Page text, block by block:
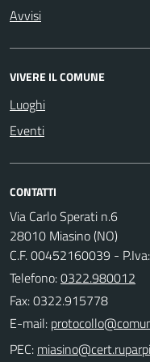
Avvisi
VIVERE IL COMUNE
Luoghi
Eventi
CONTATTI
Via Carlo Sperati n.6
28010 Miasino (NO)
C.F. 00452160039 -
Telefono:0322.980012
Fax: 0322.915778
E-mail:
PEC: